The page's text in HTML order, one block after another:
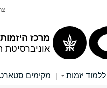
מרכז היזמות
אוניברסיטת
ללמוד יזמות | מקימים